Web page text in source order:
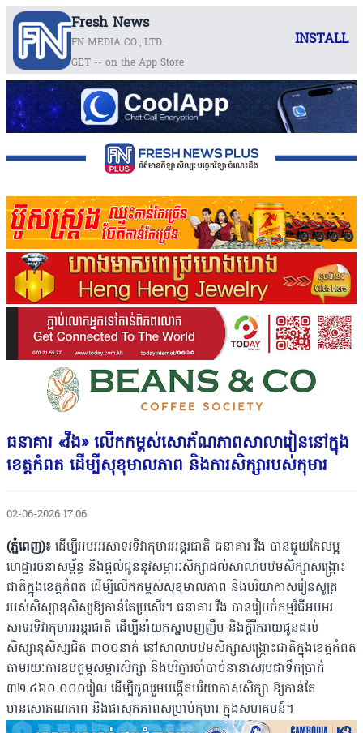
Fresh News
FN MEDIA CO., LTD.
GET -- on the App Store
INSTALL
ធនាគារ «វីង» លើកកម្ពស់សោភ័ណភាពសាលារៀននៅក្នុង
ខេត្តកំពត ដើម្បីសុខុមាលភាព និងការសិក្សារបស់កុមារ
02-06-2026 17:06
(ភ្នំពេញ)៖ ដើម្បីអបអរសាទរទិវាកុមារអន្តរជាតិ ធនាគារ វីង បានជួយកែលម្អ
ហេដ្ឋារចនាសម្ព័ន្ធ និងផ្ដល់ជូននូវសម្ភារៈសិក្សាដល់សាលាបឋមសិក្សាសង្គ្រោះ
ជាតិក្នុងខេត្តកំពត ដើម្បីលើកកម្ពស់សុខុមាលភាព និងបរិយាកាសរៀនសូត្រ
របស់សិស្សានុសិស្សឱ្យកាន់តែប្រសើរ។ ធនាគារ វីង បានរៀបចំកម្មវិធីអបអរ
សាទរទិវាកុមារអន្តរជាតិ ដើម្បីនាំយកស្នាមញញឹម និងក្តីរីករាយជូនដល់
សិស្សានុសិស្សជិត ៣០០នាក់ នៅសាលាបឋមសិក្សាសង្គ្រោះជាតិក្នុងខេត្តកំពត
តាមរយៈការឧបត្ថម្ភសម្ភារសិក្សា និងបរិក្ខារចាំបាច់នានាសរុបជាទឹកប្រាក់
៣២.៤៦០.០០០រៀល ដើម្បីចូលរួមបង្កើតបរិយាកាសសិក្សា ឱ្យកាន់តែ
មានសោភណភាព និងផាសុកភាពសម្រាប់កុមារ ក្នុងសហគមន៍។